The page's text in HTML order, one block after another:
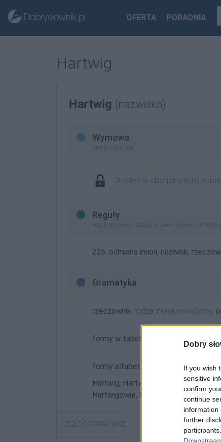
Dobry
If you wish
sensitive
confirm
continue
information
further
OFERTA PORADNIA
Hartwig
Hartwig (nazwisko)
Wymowa
prosto zapisana
Dostęp w abonamencie,
Reguły
reguły językowe, zasady pisowni (nowe
226. odmiana imion, nazwisk,
Gramatyka
rzeczownik rodzaj męskoosobowy
formy w tabelce:
formy alfabetycznie:
Hartwig; Hartwiga; Hartwigach;
Hartwigowie; Hartwigu
ZGŁOŚ POPRAWKĘ